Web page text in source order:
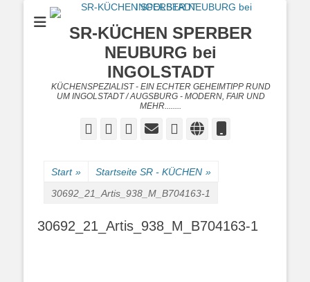
SR-KÜCHEN SPERBER
NEUBURG bei
INGOLSTADT
KÜCHENSPEZIALIST - EIN ECHTER GEHEIMTIPP RUND
UM INGOLSTADT / AUGSBURG - MODERN, FAIR UND
MEHR........
Facebook
TwitterGoogleplus
E-
Instagram
Website
Start » Startseite SR - KÜCHEN »
30692_21_Artis_938_M_B704163-1
30692_21_Artis_938_M_B704163-1